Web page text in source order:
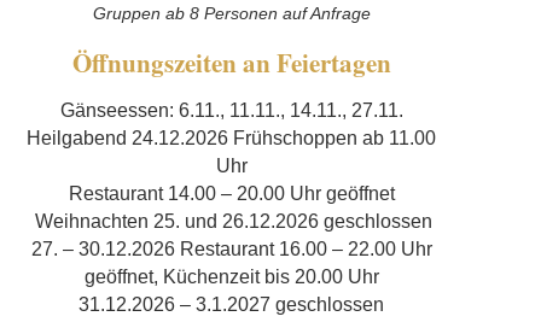
Gruppen ab 8 Personen auf Anfrage
Öffnungszeiten an Feiertagen
Gänseessen: 6.11., 11.11., 14.11., 27.11.
Heilgabend 24.12.2026 Frühschoppen ab 11.00
Uhr
Restaurant 14.00 – 20.00 Uhr geöffnet
Weihnachten 25. und 26.12.2026 geschlossen
27. – 30.12.2026 Restaurant 16.00 – 22.00 Uhr
geöffnet, Küchenzeit bis 20.00 Uhr
31.12.2026 – 3.1.2027 geschlossen